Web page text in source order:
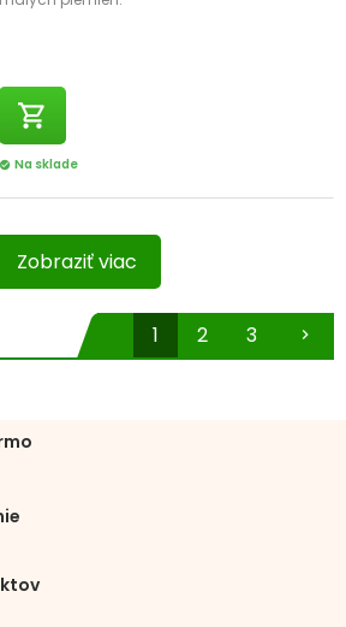
shopping_cart
check_circle Na sklade
Zobraziť viac
1 2 3 chevron_right